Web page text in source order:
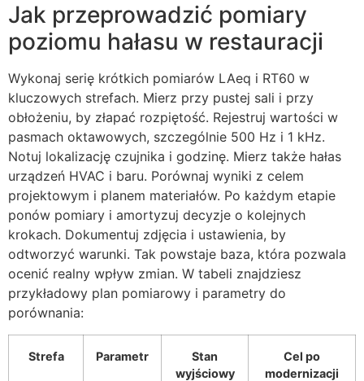
Jak przeprowadzić pomiary
poziomu hałasu w restauracji
Wykonaj serię krótkich pomiarów LAeq i RT60 w
kluczowych strefach. Mierz przy pustej sali i przy
obłożeniu, by złapać rozpiętość. Rejestruj wartości w
pasmach oktawowych, szczególnie 500 Hz i 1 kHz.
Notuj lokalizację czujnika i godzinę. Mierz także hałas
urządzeń HVAC i baru. Porównaj wyniki z celem
projektowym i planem materiałów. Po każdym etapie
ponów pomiary i amortyzuj decyzje o kolejnych
krokach. Dokumentuj zdjęcia i ustawienia, by
odtworzyć warunki. Tak powstaje baza, która pozwala
ocenić realny wpływ zmian. W tabeli znajdziesz
przykładowy plan pomiarowy i parametry do
porównania:
Strefa Parametr
Stan
wyjściowy
Cel po
modernizacji